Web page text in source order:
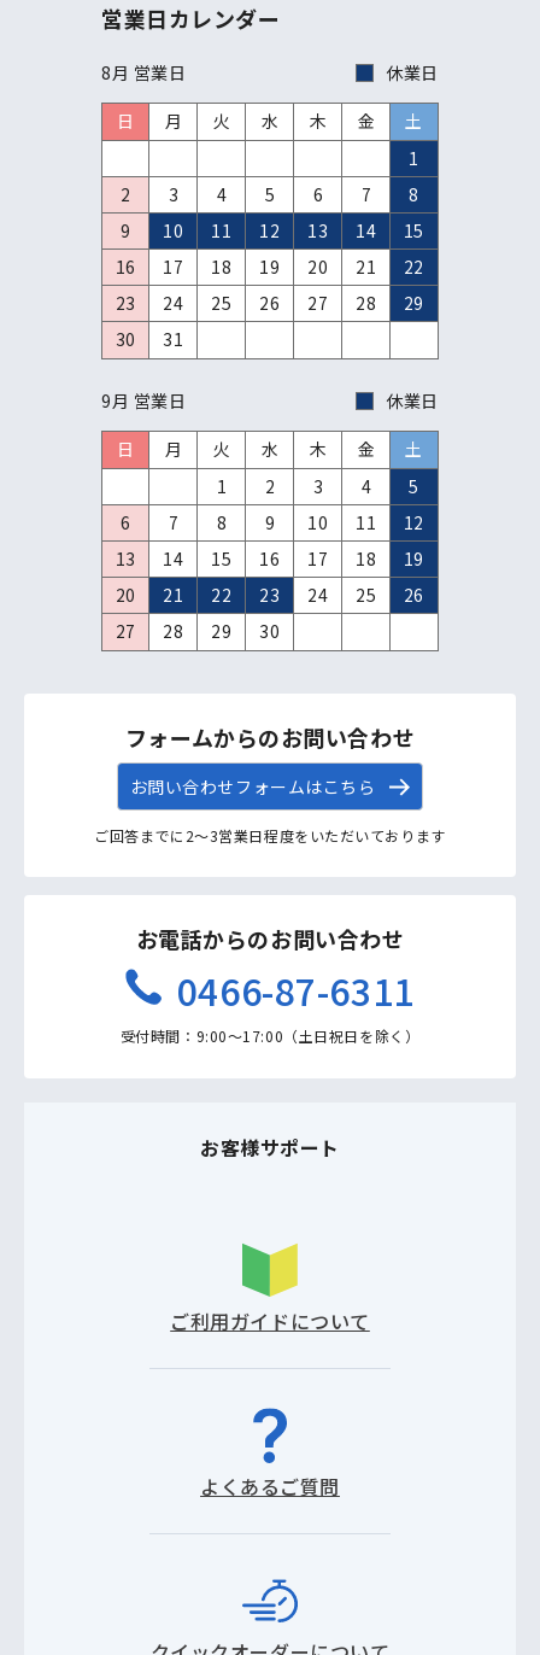
営業日カレンダー
8月 営業日
休業日
日
月 火 水 木 金
土
1
2
3 4 5 6 7
8
9
10 11 12 13 14
15
16
17 18 19 20 21
22
23
24 25 26 27 28
29
30
31
9月 営業日
休業日
日
月 火 水 木 金
土
1
2 3 4
5
6
7 8 9 10 11
12
13
14 15 16 17 18
19
20
21 22 23 24 25
26
27
28 29 30
フォームからのお問い合わせ
お問い合わせフォームはこちら
ご回答までに2〜3営業日程度をいただいております
お電話からのお問い合わせ
0466-87-6311
受付時間：9:00〜17:00（土日祝日を除く）
お客様サポート
ご利用ガイドについて
よくあるご質問